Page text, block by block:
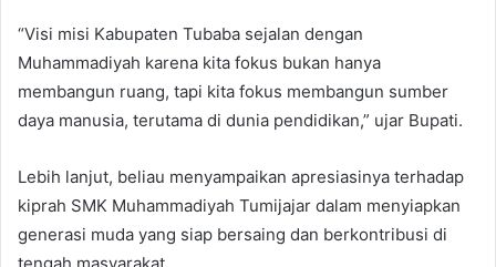
“Visi misi Kabupaten Tubaba sejalan dengan
Muhammadiyah karena kita fokus bukan hanya
membangun ruang, tapi kita fokus membangun sumber
daya manusia, terutama di dunia pendidikan,” ujar Bupati.
Lebih lanjut, beliau menyampaikan apresiasinya terhadap
kiprah SMK Muhammadiyah Tumijajar dalam menyiapkan
generasi muda yang siap bersaing dan berkontribusi di